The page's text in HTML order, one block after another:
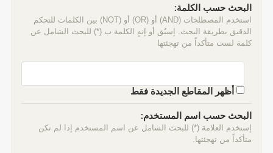
البحث حسب الكلمة:
استخدم المصطلحات (AND) أو (OR) أو (NOT) بين الكلمات للتحكم
الدقيق بطريقة البحث. إسبُق أو إنهٍ الكلمة ب (*) للبحث الشامل عن
كلمة لست متأكداً من تهجئتها
أظهر المقاطع الجديدة فقط
البحث حسب اسم المستخدم:
إستخدم العلامة (*) للبحث الشامل عن اسم المستخدم إذا لم تكن
متأكداً من تهجئتها.